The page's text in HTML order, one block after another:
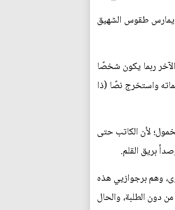
يمارس طقوس الشهيق
الآخر ربما يكون شخصًا
واستخرج نصًا (ذا
لأن الكاتب حتى
بريق القلم.
وهم برجوازيي هذه
من دون الطلبة، والحال